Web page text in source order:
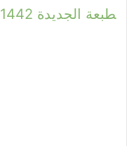
طبعة الجديدة 1442